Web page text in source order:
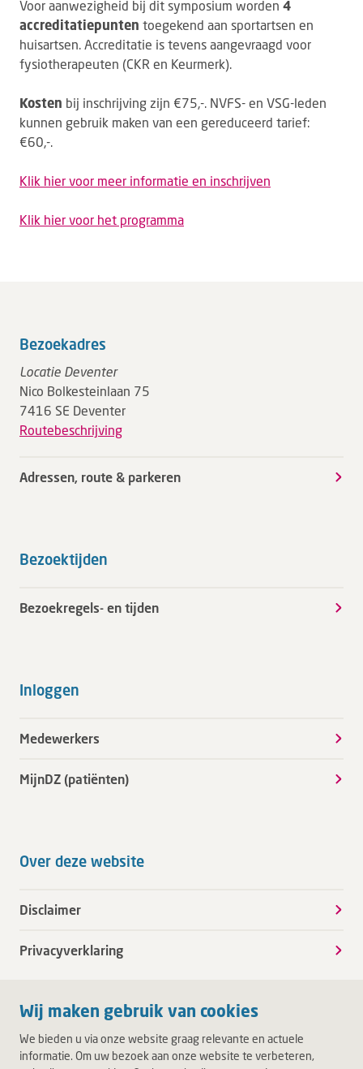
Wij maken gebruik van cookies
We bieden u via onze website graag relevante en actuele
informatie. Om uw bezoek aan onze website te verbeteren,
Voor aanwezigheid bij dit symposium worden 4
accreditatiepunten toegekend aan sportartsen en
huisartsen. Accreditatie is tevens aangevraagd voor
fysiotherapeuten (CKR en Keurmerk).
Kosten bij inschrijving zijn €75,-. NVFS- en VSG-leden
kunnen gebruik maken van een gereduceerd tarief:
€60,-.
Klik hier voor meer informatie en inschrijven
Klik hier voor het programma
Bezoekadres
Locatie Deventer
Nico Bolkesteinlaan 75
7416 SE Deventer
Routebeschrijving
Adressen, route & parkeren
Bezoektijden
Bezoekregels- en tijden
Inloggen
Medewerkers
MijnDZ (patiënten)
Over deze website
Disclaimer
Privacyverklaring